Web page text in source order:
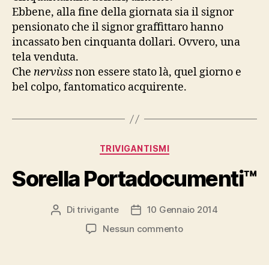
Ebbene, alla fine della giornata sia il signor
pensionato che il signor graffittaro hanno
incassato ben cinquanta dollari. Ovvero, una
tela venduta.
Che nervùssnon essere stato là, quel giorno e
bel colpo, fantomatico acquirente.
Categorie
TRIVIGANTISMI
Sorella Portadocumenti™
Autore
articolo
Ditrivigante
Data
dell'articolo
10 Gennaio 2014
Nessun commentosu